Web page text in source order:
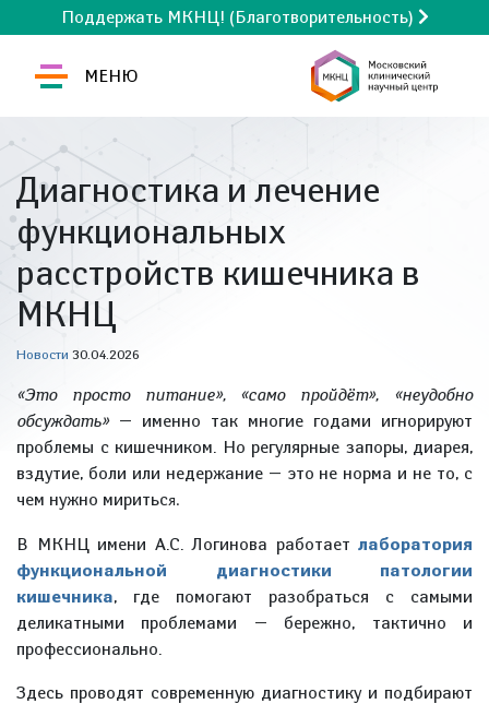
Поддержать МКНЦ! (Благотворительность)
МЕНЮ
Диагностика и лечение
функциональных
расстройств кишечника в
МКНЦ
Новости 30.04.2026
«Это просто питание», «само пройдёт», «неудобно
обсуждать» — именно так многие годами игнорируют
проблемы с кишечником. Но регулярные запоры, диарея,
вздутие, боли или недержание — это не норма и не то, с
чем нужно мириться.
В МКНЦ имени А.С. Логинова работает лаборатория
функциональной диагностики патологии
кишечника, где помогают разобраться с самыми
деликатными проблемами — бережно, тактично и
профессионально.
Здесь проводят современную диагностику и подбирают